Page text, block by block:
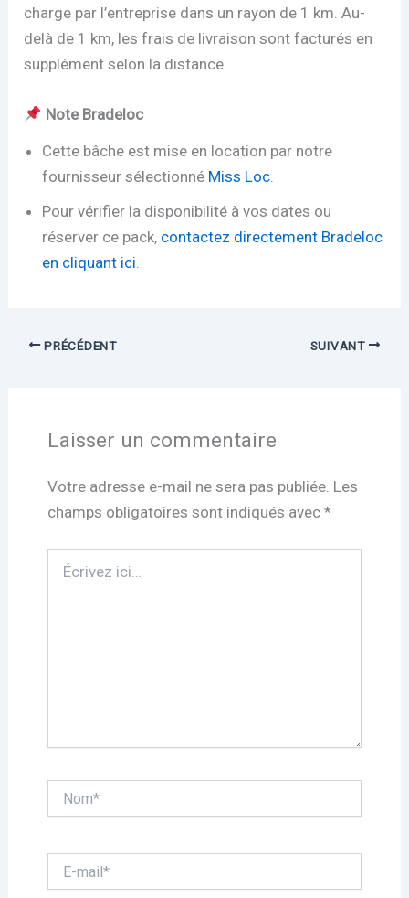
charge par l’entreprise dans un rayon de 1 km. Au-
delà de 1 km, les frais de livraison sont facturés en
supplément selon la distance.
Note Bradeloc
Cette bâche est mise en location par notre
fournisseur sélectionné Miss Loc.
Pour vérifier la disponibilité à vos dates ou
réserver ce pack, contactez directement Bradeloc
en cliquant ici.
PRÉCÉDENT SUIVANT
Laisser un commentaire
Votre adresse e-mail ne sera pas publiée. Les
champs obligatoires sont indiqués avec *
ici…
mail*